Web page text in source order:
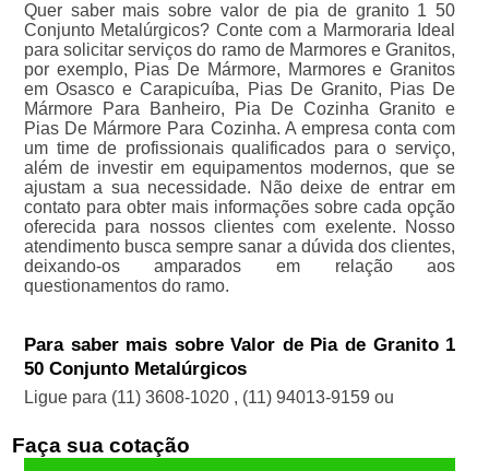
Quer saber mais sobre valor de pia de granito 1 50
Conjunto Metalúrgicos? Conte com a Marmoraria Ideal
para solicitar serviços do ramo de Marmores e Granitos,
por exemplo, Pias De Mármore, Marmores e Granitos
em Osasco e Carapicuíba, Pias De Granito, Pias De
Mármore Para Banheiro, Pia De Cozinha Granito e
Pias De Mármore Para Cozinha. A empresa conta com
um time de profissionais qualificados para o serviço,
além de investir em equipamentos modernos, que se
ajustam a sua necessidade. Não deixe de entrar em
contato para obter mais informações sobre cada opção
oferecida para nossos clientes com exelente. Nosso
atendimento busca sempre sanar a dúvida dos clientes,
deixando-os amparados em relação aos
questionamentos do ramo.
Para saber mais sobre Valor de Pia de Granito 1
50 Conjunto Metalúrgicos
Ligue para (11) 3608-1020 , (11) 94013-9159 ou
Faça sua cotação